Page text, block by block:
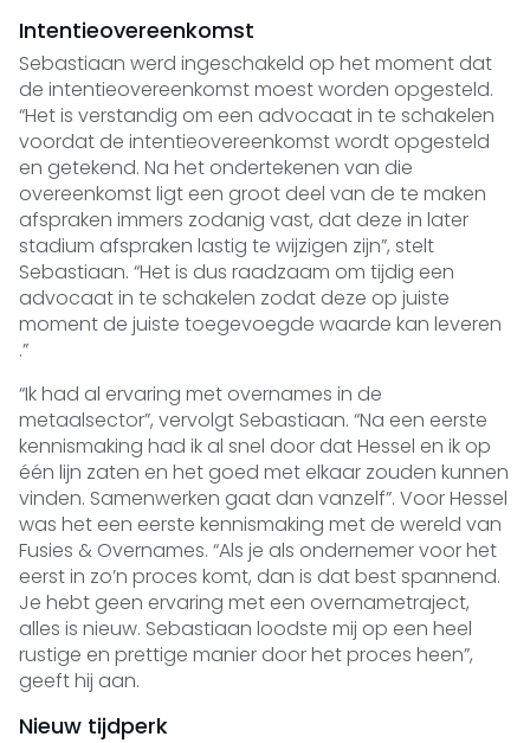
Intentieovereenkomst
Sebastiaan werd ingeschakeld op het moment dat
de intentieovereenkomst moest worden opgesteld.
“Het is verstandig om een advocaat in te schakelen
voordat de intentieovereenkomst wordt opgesteld
en getekend. Na het ondertekenen van die
overeenkomst ligt een groot deel van de te maken
afspraken immers zodanig vast, dat deze in later
stadium afspraken lastig te wijzigen zijn”, stelt
Sebastiaan. “Het is dus raadzaam om tijdig een
advocaat in te schakelen zodat deze op juiste
moment de juiste toegevoegde waarde kan leveren
.”
“Ik had al ervaring met overnames in de
metaalsector”, vervolgt Sebastiaan. “Na een eerste
kennismaking had ik al snel door dat Hessel en ik op
één lijn zaten en het goed met elkaar zouden kunnen
vinden. Samenwerken gaat dan vanzelf”. Voor Hessel
was het een eerste kennismaking met de wereld van
Fusies & Overnames. “Als je als ondernemer voor het
eerst in zo’n proces komt, dan is dat best spannend.
Je hebt geen ervaring met een overnametraject,
alles is nieuw. Sebastiaan loodste mij op een heel
rustige en prettige manier door het proces heen”,
geeft hij aan.
Nieuw tijdperk